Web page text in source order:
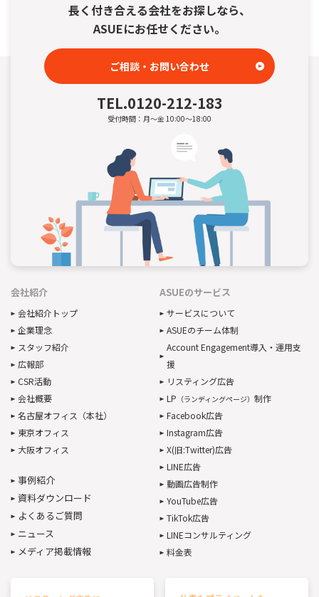
長く付き合える会社をお探しなら、
ASUEにお任せください。
ご相談・お問い合わせ
TEL.0120-212-183
受付時間：月～金 10:00～18:00
会社紹介
会社紹介トップ
企業理念
スタッフ紹介
広報部
CSR活動
会社概要
名古屋オフィス（本社）
東京オフィス
大阪オフィス
事例紹介
資料ダウンロード
よくあるご質問
ニュース
メディア掲載情報
ASUEのサービス
サービスについて
ASUEのチーム体制
Account Engagement導入・運用支
援
リスティング広告
LP （ランディングページ） 制作
Facebook広告
Instagram広告
X(旧:Twitter)広告
LINE広告
動画広告制作
YouTube広告
TikTok広告
LINEコンサルティング
料金表